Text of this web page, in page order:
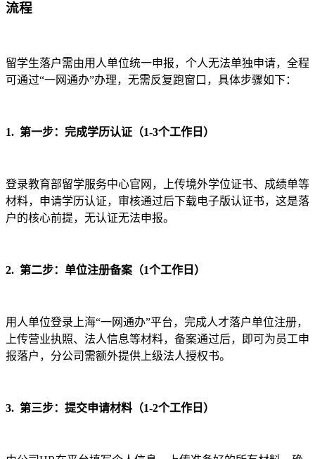
流程
留学生落户需由用人单位统一申报，个人无法单独申请，全程
可通过“一网通办”办理，无需反复跑窗口，具体步骤如下：
1. 第一步：完成学历认证（1-3个工作日）
登录教育部留学服务中心官网，上传境外学位证书、成绩单等
材料，申请学历认证，审核通过后下载电子版认证书，这是落
户的核心前提，无认证无法申报。
2. 第二步：单位注册备案（1个工作日）
用人单位登录上海“一网通办”平台，完成人才落户单位注册，
上传营业执照、法人信息等材料，备案通过后，即可为员工申
报落户，分公司需额外提供上级法人授权书。
3. 第三步：提交申请材料（1-2个工作日）